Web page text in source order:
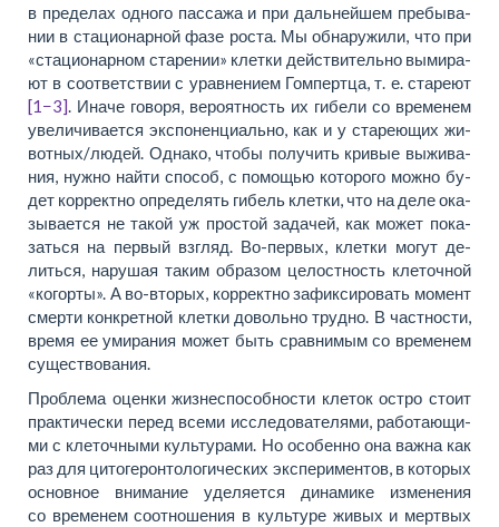
в пре­де­лах од­но­го пас­са­жа и при даль­ней­шем пре­бы­ва­
нии в ста­ци­о­нар­ной фа­зе ро­ста. Мы об­на­ру­жи­ли, что при
«ста­ци­о­нар­ном ста­ре­нии» клет­ки дей­стви­тель­но вы­ми­ра­
ют в со­от­вет­ствии с урав­не­ни­ем Гом­перт­ца,т. е. ста­ре­ют
[1−3] . Ина­че го­во­ря, ве­ро­ят­ность их ги­бе­ли со вре­ме­нем
уве­ли­чи­ва­ет­ся экс­по­нен­ци­аль­но, как и у ста­ре­ю­щих жи­
вот­ных/лю­дей. Од­на­ко, что­бы по­лу­чить кри­вые вы­жи­ва­
ния, нуж­но найти способ, с по­мо­щью ко­то­ро­го мож­но бу­
дет кор­рект­но опре­де­лять ги­бель клет­ки, что на де­ле ока­
зы­ва­ет­ся не та­кой уж про­стой за­да­чей, как мо­жет по­ка­
зать­ся на пер­вый вз­гляд. Во-пер­вых, клет­ки мо­гут де­
лить­ся, на­ру­шая та­ким об­разом це­лостность кле­точ­ной
«ко­гор­ты». А во-вто­рых, кор­рект­но за­фик­си­ро­вать мо­мент
смер­ти кон­крет­ной клет­ки до­воль­но труд­но. В частно­сти,
вре­мя ее уми­ра­ния мо­жет быть срав­ни­мым со вре­ме­нем
су­ще­ство­ва­ния.
Пробле­ма оцен­ки жиз­не­способ­но­сти кле­ток остро сто­ит
прак­ти­че­ски перед все­ми ис­сле­до­ва­те­ля­ми, ра­бо­та­ю­щи­
ми с кле­точ­ны­ми культу­ра­ми. Но осо­бен­но она важ­на как
раз для ци­то­ге­ронто­ло­ги­че­ских экс­пе­ри­мен­тов, в ко­то­рых
основ­ное вни­ма­ние уде­ля­ет­ся ди­на­ми­ке из­ме­не­ния
со вре­ме­нем со­от­но­ше­ния в культу­ре жи­вых и мерт­вых